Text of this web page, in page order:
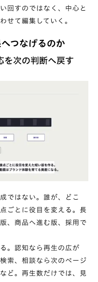
回すのではなく、中心と
せて編集していく。
つなげるのか
を次の判断へ戻す
ではない。誰が、どこ
ごとに役目を変える。長
、商品へ進む版、採用で
。認知なら再生の広が
索、相談なら次のページ
ど。再生数だけでは、見